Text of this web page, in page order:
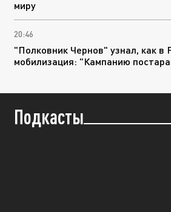
миру
20:46
"Полковник Чернов" узнал, как в
мобилизация: "Кампанию
Подкасты